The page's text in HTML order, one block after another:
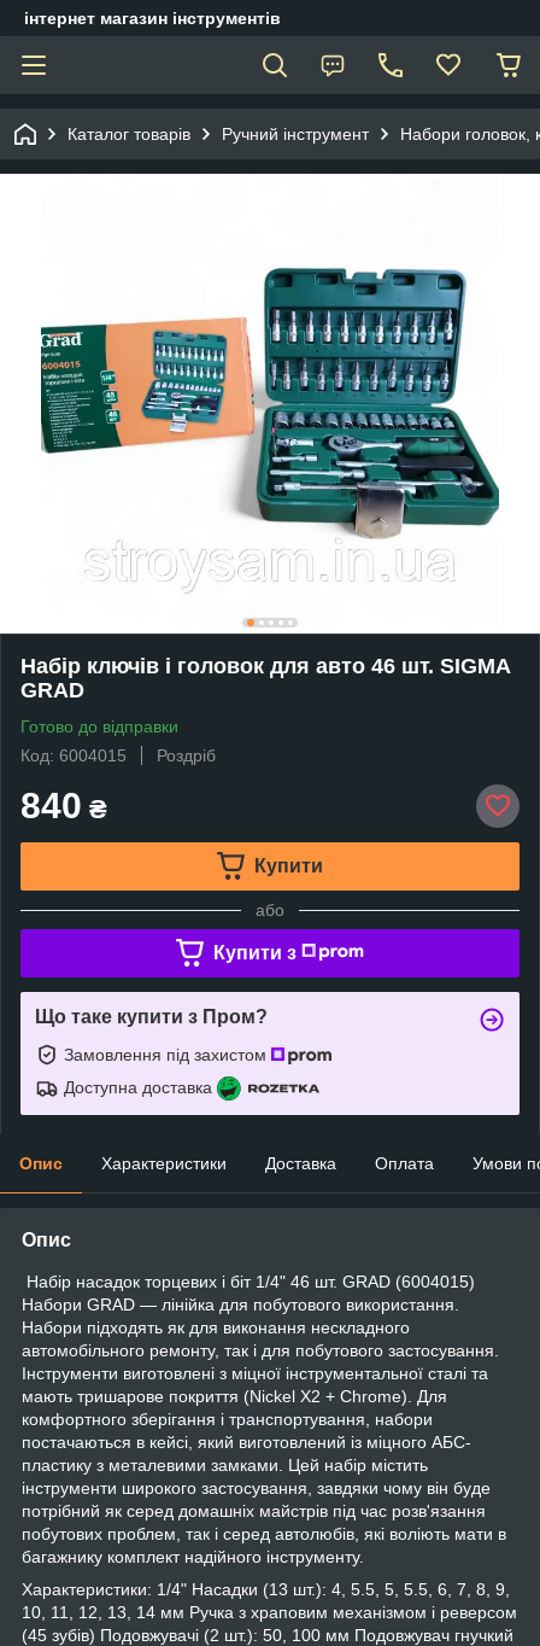
інтернет магазин інструментів
Каталог товарів Ручний інструмент Набори головок,
Набір ключів і головок для авто 46 шт. SIGMA
GRAD
Готово до відправки
Код: 6004015
Роздріб
840 ₴
Купити
або
Купити з
Що таке купити з Пром?
Замовлення під захистом
Доступна доставка
Опис Характеристики Доставка Оплата Умови
Опис
Набір насадок торцевих і біт 1/4" 46 шт. GRAD (6004015)
Набори GRAD — лінійка для побутового використання.
Набори підходять як для виконання нескладного
автомобільного ремонту, так і для побутового застосування.
Інструменти виготовлені з міцної інструментальної сталі та
мають тришарове покриття (Nickel X2 + Chrome). Для
комфортного зберігання і транспортування, набори
постачаються в кейсі, який виготовлений із міцного АБС-
пластику з металевими замками. Цей набір містить
інструменти широкого застосування, завдяки чому він буде
потрібний як серед домашніх майстрів під час розв'язання
побутових проблем, так і серед автолюбів, які воліють мати в
багажнику комплект надійного інструменту.
Характеристики: 1/4" Насадки (13 шт.): 4, 5.5, 5, 5.5, 6, 7, 8, 9,
10, 11, 12, 13, 14 мм Ручка з храповим механізмом і реверсом
(45 зубів) Подовжувачі (2 шт.): 50, 100 мм Подовжувач гнучкий